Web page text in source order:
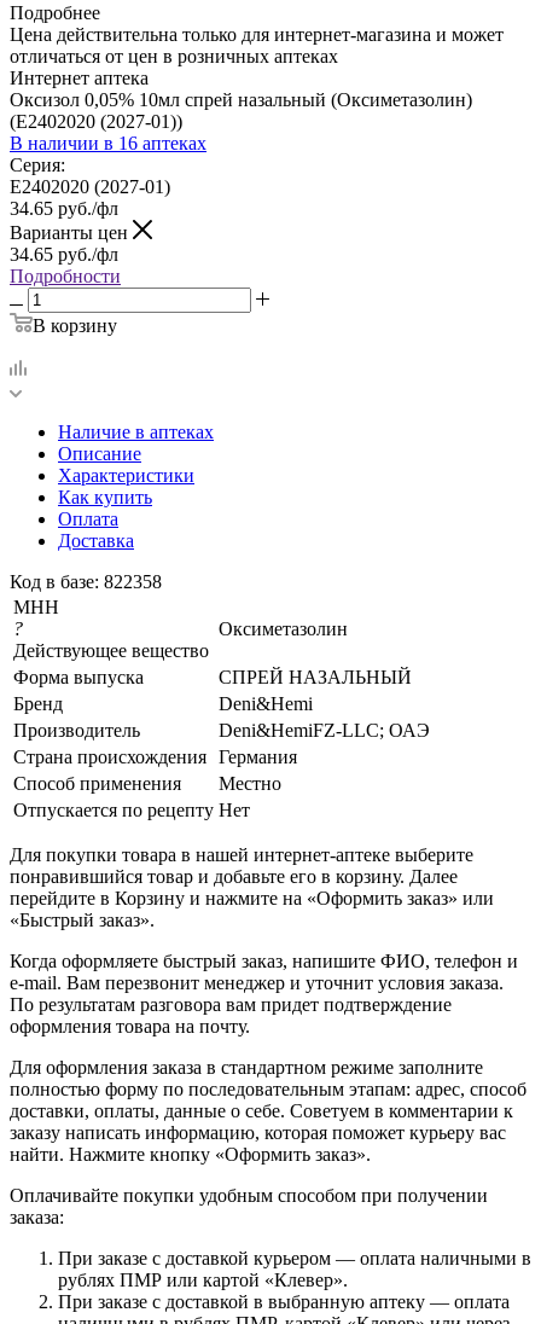
Подробнее
Цена действительна только для интернет-магазина и может
отличаться от цен в розничных аптеках
Интернет аптека
Оксизол 0,05% 10мл спрей назальный (Оксиметазолин)
(Е2402020 (2027-01))
В наличии в 16 аптеках
Серия:
Е2402020 (2027-01)
34.65 руб./фл
Варианты цен
34.65 руб./фл
Подробности
В корзину
Наличие в аптеках
Описание
Характеристики
Как купить
Оплата
Доставка
Код в базе: 822358
МНН
?
Действующее вещество
Оксиметазолин
Форма выпуска
СПРЕЙ НАЗАЛЬНЫЙ
Бренд
Deni&Hemi
Производитель
Deni&HemiFZ-LLC; ОАЭ
Страна происхождения Германия
Способ применения
Местно
Отпускается по рецепту Нет
Для покупки товара в нашей интернет-аптеке выберите
понравившийся товар и добавьте его в корзину. Далее
перейдите в Корзину и нажмите на «Оформить заказ» или
«Быстрый заказ».
Когда оформляете быстрый заказ, напишите ФИО, телефон и
e-mail. Вам перезвонит менеджер и уточнит условия заказа.
По результатам разговора вам придет подтверждение
оформления товара на почту.
Для оформления заказа в стандартном режиме заполните
полностью форму по последовательным этапам: адрес, способ
доставки, оплаты, данные о себе. Советуем в комментарии к
заказу написать информацию, которая поможет курьеру вас
найти. Нажмите кнопку «Оформить заказ».
Оплачивайте покупки удобным способом при получении
заказа:
При заказе с доставкой курьером — оплата наличными в
рублях ПМР или картой «Клевер».
При заказе с доставкой в выбранную аптеку — оплата